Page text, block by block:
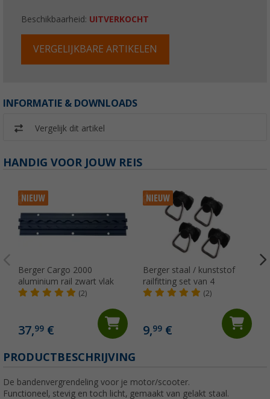
Beschikbaarheid: UITVERKOCHT
VERGELIJKBARE ARTIKELEN
INFORMATIE & DOWNLOADS
Vergelijk dit artikel
HANDIG VOOR JOUW REIS
Berger Cargo 2000
aluminium rail zwart vlak
(2)
37,99 €
Berger staal / kunststof
railfitting set van 4
(2)
9,99€
PRODUCTBESCHRIJVING
De bandenvergrendeling voor je motor/scooter.
Functioneel, stevig en toch licht, gemaakt van gelakt staal.